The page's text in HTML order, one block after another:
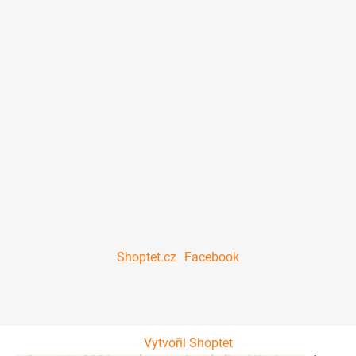
Shoptet.cz Facebook
Vytvořil Shoptet